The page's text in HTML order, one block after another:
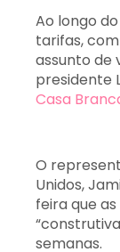
Ao longo
tarifas,
assunto de
presidente
Casa
O
Unidos,
feira que
semanas.